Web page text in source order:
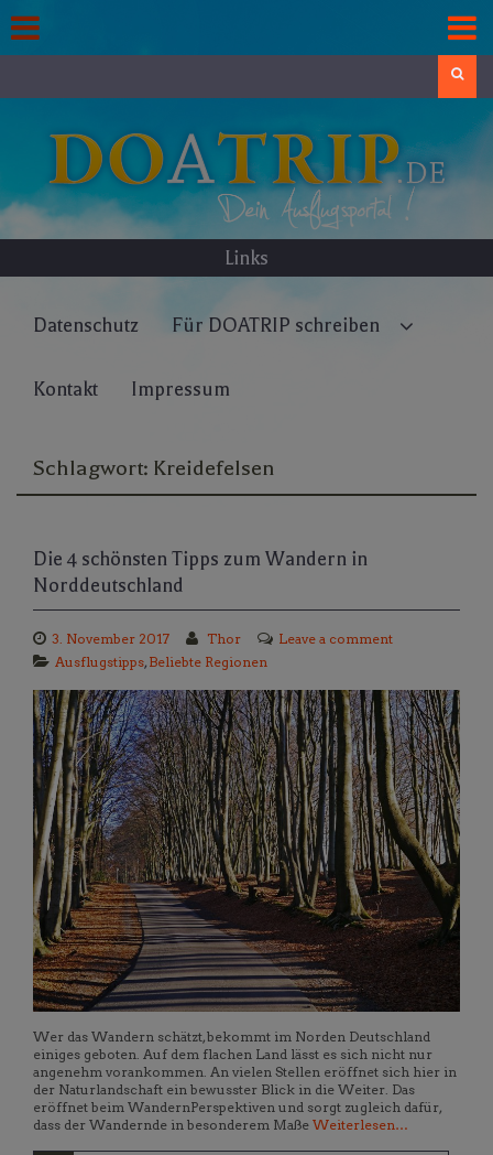
to
content
Links
Datenschutz Für DOATRIP schreiben
Kontakt Impressum
Schlagwort: Kreidefelsen
Die 4 schönsten Tipps zum Wandern in
Norddeutschland
3. November 2017 Thor
Leave a comment
Ausflugstipps, Beliebte Regionen
Wer das Wandern schätzt, bekommt im Norden Deutschland
einiges geboten. Auf dem flachen Land lässt es sich nicht nur
angenehm vorankommen. An vielen Stellen eröffnet sich hier in
der Naturlandschaft ein bewusster Blick in die Weiter. Das
eröffnet beim WandernPerspektiven und sorgt zugleich dafür,
dass der Wandernde in besonderem Maße Weiterlesen…